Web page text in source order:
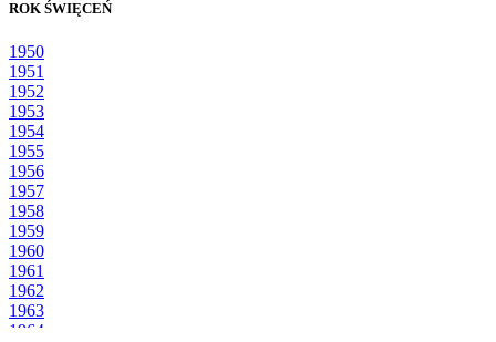
ROK ŚWIĘCEŃ
1950
1951
1952
1953
1954
1955
1956
1957
1958
1959
1960
1961
1962
1963
1964